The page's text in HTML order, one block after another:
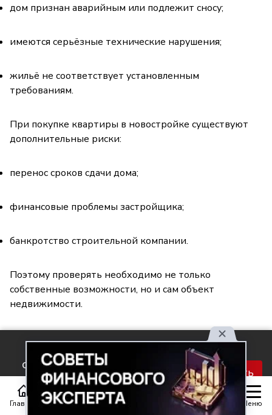
Главная Статьи Передачи Меню
дом признан аварийным или подлежит сносу;
имеются серьёзные технические нарушения;
жильё не соответствует установленным
требованиям.
При покупке квартиры в новостройке существуют
дополнительные риски:
перенос сроков сдачи дома;
финансовые проблемы застройщика;
банкротство строительной компании.
Поэтому проверять необходимо не только
собственные возможности, но и сам объект
недвижимости.
Ошибка №4. Забыть, что квартира находится
в залоге
После оформления ипотеки собственник остаётся
владельцем жилья, однако дом или квартира
становится предметом залога. До полного погашения
соглашаетесь с правилами
обработки персональных
данных.
Принять